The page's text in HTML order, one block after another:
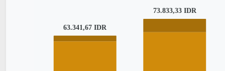
63.341,67 IDR
73.833,33 IDR